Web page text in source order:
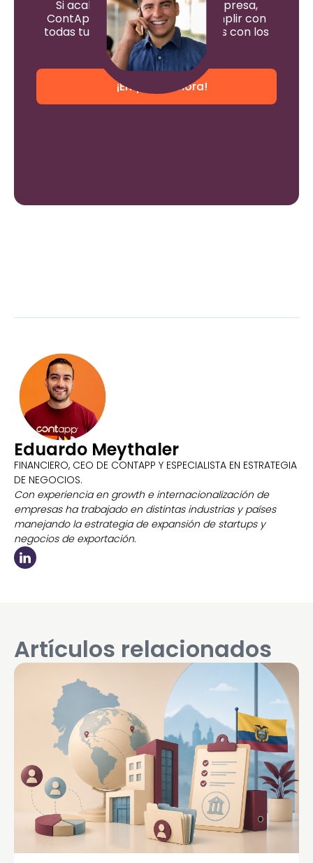
Si acabas de constituir una empresa,
ContApp puede ayudarte a cumplir con
todas tus obligaciones tributarias con los
entes de control.
¡Empieza ahora!
Eduardo Meythaler
FINANCIERO, CEO DE CONTAPP Y ESPECIALISTA EN ESTRATEGIA
DE NEGOCIOS.
Con experiencia en growth e internacionalización de
empresas ha trabajado en distintas industrias y países
manejando la estrategia de expansión de startups y
negocios de exportación.
Artículos relacionados